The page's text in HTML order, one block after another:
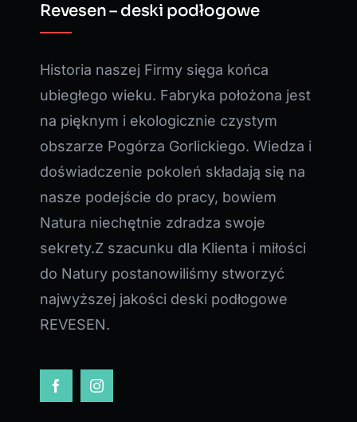
Revesen – deski podłogowe
Historia naszej Firmy sięga końca
ubiegłego wieku. Fabryka położona jest
na pięknym i ekologicznie czystym
obszarze Pogórza Gorlickiego. Wiedza i
doświadczenie pokoleń składają się na
nasze podejście do pracy, bowiem
Natura niechętnie zdradza swoje
sekrety.Z szacunku dla Klienta i miłości
do Natury postanowiliśmy stworzyć
najwyższej jakości deski podłogowe
REVESEN.